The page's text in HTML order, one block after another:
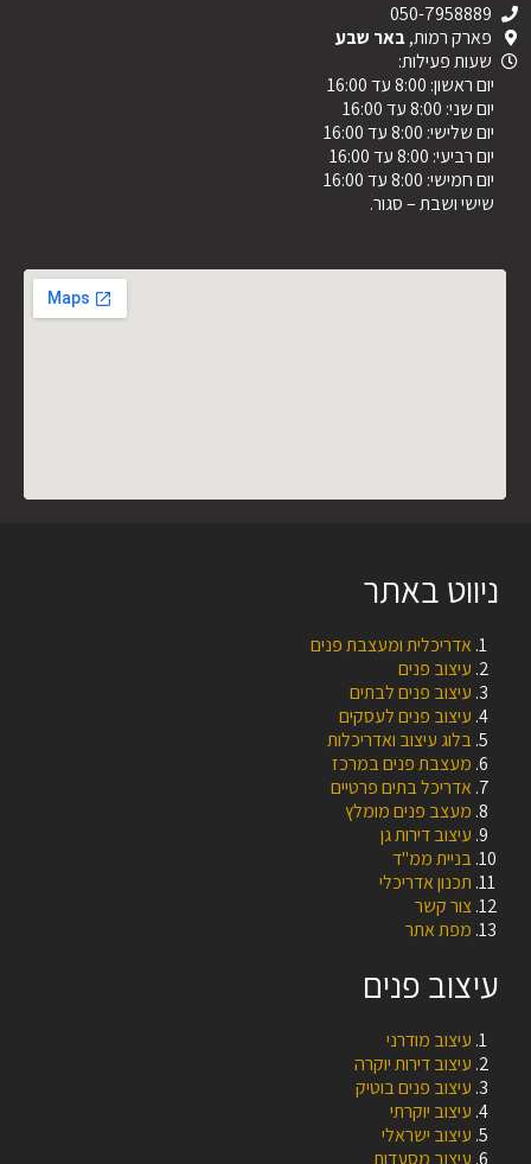
050-7958889
פארק רמות,באר שבע
שעות פעילות:
יום ראשון: 8:00 עד 16:00
יום שני: 8:00 עד 16:00
יום שלישי: 8:00 עד 16:00
יום רביעי: 8:00 עד 16:00
יום חמישי: 8:00 עד 16:00
שישי ושבת – סגור.
ניווט באתר
אדריכלית ומעצבת פנים
עיצוב פנים
עיצוב פנים לבתים
עיצוב פנים לעסקים
בלוג עיצוב ואדריכלות
מעצבת פנים במרכז
אדריכל בתים פרטיים
מעצב פנים מומלץ
עיצוב דירות גן
בניית ממ"ד
תכנון אדריכלי
צור קשר
מפת אתר
עיצוב פנים
עיצוב מודרני
עיצוב דירות יוקרה
עיצוב פנים בוטיק
עיצוב יוקרתי
עיצוב ישראלי
עיצוב מסעדות